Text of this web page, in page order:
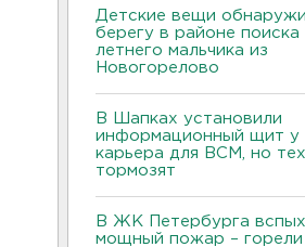
Детские вещи
берегу в районе поиска
летнего мальчика из
Новогорелово
В Шапках установили
информационный щит у
карьера для ВСМ, но
тормозят
В ЖК Петербурга
мощный пожар – горели